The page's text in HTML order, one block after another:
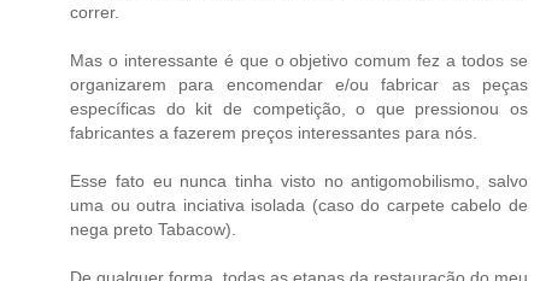
correr.
Mas o interessante é que o objetivo comum fez a todos se
organizarem para encomendar e/ou fabricar as peças
específicas do kit de competição, o que pressionou os
fabricantes a fazerem preços interessantes para nós.
Esse fato eu nunca tinha visto no antigomobilismo, salvo
uma ou outra inciativa isolada (caso do carpete cabelo de
nega preto Tabacow).